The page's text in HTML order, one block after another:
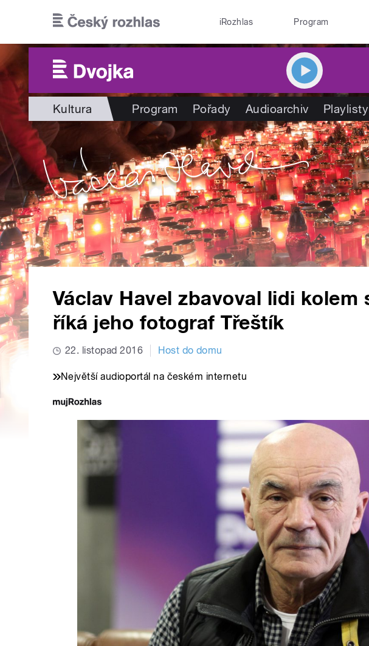
iRozhlas Program
Kultura Program Pořady Audioarchiv Playlisty
Václav Havel zbavoval lidi kolem
říká jeho fotograf Třeštík
22. listopad 2016 Host do domu
Největší audioportál na českém internetu